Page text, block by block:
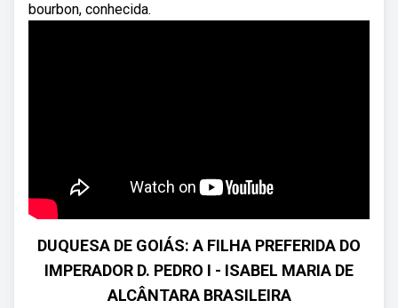
bourbon, conhecida.
DUQUESA DE GOIÁS: A FILHA PREFERIDA DO
IMPERADOR D. PEDRO I - ISABEL MARIA DE
ALCÂNTARA BRASILEIRA